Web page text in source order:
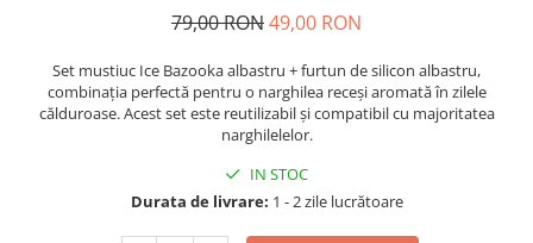
79,00 RON49,00 RON
Set mustiuc Ice Bazooka albastru + furtun de silicon albastru,
combinația perfectă pentru o narghilea receși aromată în zilele
călduroase. Acest set este reutilizabil și compatibil cu majoritatea
narghilelelor.
IN STOC
Durata de livrare: 1 - 2 zile lucrătoare